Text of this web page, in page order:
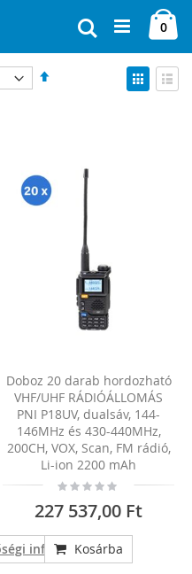
0
Keresés
Csökkenő
információk
Doboz 20 darab hordozható
VHF/UHF RÁDIÓÁLLOMÁS
PNI P18UV, dualsáv, 144-
146MHz és 430-440MHz,
200CH, VOX, Scan, FM rádió,
Li-ion 2200 mAh
Rating:
0%
227 537,00 Ft
Kosárba